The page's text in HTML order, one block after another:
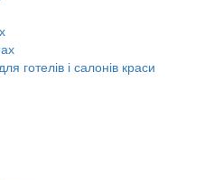
готелів і салонів краси